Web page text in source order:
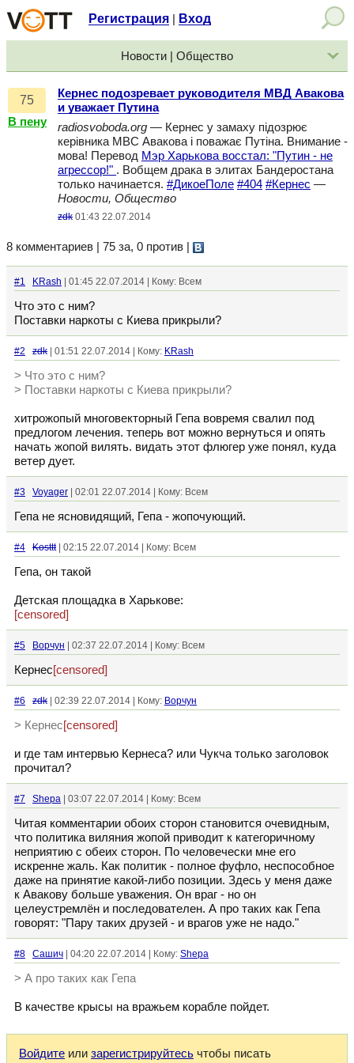
Регистрация Вход
Новости | Общество
75
В пену
Кернес подозревает руководителя МВД Авакова
и уважает Путина
radiosvoboda.org — Кернес у замаху підозрює
керівника МВС Авакова і поважає Путіна. Внимание -
мова! Перевод Мэр Харькова восстал: "Путин - не
агрессор!" . Вобщем драка в элитах Бандеростана
только начинается. #ДикоеПоле #404 #Кернес —
Новости, Общество
zdk 01:43 22.07.2014
8 комментариев | 75 за, 0 против
#1 KRash | 01:45 22.07.2014 | Кому: Всем
Что это с ним?
Поставки наркоты с Киева прикрыли?
#2 zdk | 01:51 22.07.2014 | Кому: KRash
> Что это с ним?
> Поставки наркоты с Киева прикрыли?
хитрожопый многовекторный Гепа вовремя свалил под
предлогом лечения. теперь вот можно вернуться и опять
начать жопой вилять. видать этот флюгер уже понял, куда
ветер дует.
#3 Voyager | 02:01 22.07.2014 | Кому: Всем
Гепа не ясновидящий, Гепа - жопочующий.
#4 Kosttt| 02:15 22.07.2014 | Кому: Всем
Гепа, он такой
Детская площадка в Харькове:
[censored]
#5 Ворчун | 02:37 22.07.2014 | Кому: Всем
Кернес[censored]
#6 zdk | 02:39 22.07.2014 | Кому: Ворчун
> Кернес[censored]
и где там интервью Кернеса? или Чукча только заголовок
прочитал?
#7 Shepa | 03:07 22.07.2014 | Кому: Всем
Читая комментарии обоих сторон становится очевидным,
что политика виляния жопой приводит к категоричному
неприятию с обеих сторон. По человечески мне его
искренне жаль. Как политик - полное фуфло, неспособное
даже на принятие какой-либо позиции. Здесь у меня даже
к Авакову больше уважения. Он враг - но он
целеустремлён и последователен. А про таких как Гепа
говорят: "Пару таких друзей - и врагов уже не надо."
#8 Сашич | 04:20 22.07.2014 | Кому: Shepa
> А про таких как Гепа
В качестве крысы на вражьем корабле пойдет.
Войдите или зарегистрируйтесь чтобы писать